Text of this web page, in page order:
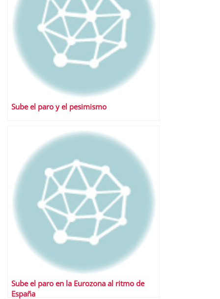
Sube el paro y el pesimismo
Sube el paro en la Eurozona al ritmo de
España